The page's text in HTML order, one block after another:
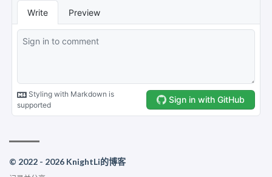
© 2022 - 2026 KnightLi的博客